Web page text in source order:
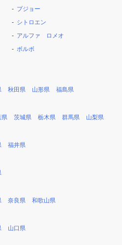
プジョー
シトロエン
アルファ ロメオ
ボルボ
秋田県 山形県 福島県
県 茨城県 栃木県 群馬県 山梨県
福井県
奈良県 和歌山県
山口県